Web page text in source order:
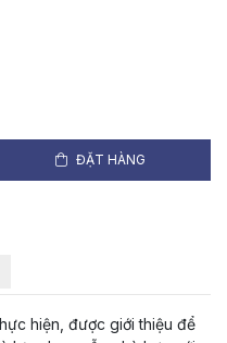
ĐẶT HÀNG
hiện, được giới thiệu để